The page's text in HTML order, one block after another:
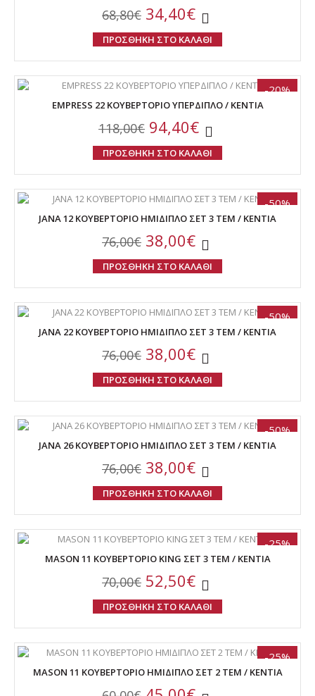
68,80€ 34,40€
ΠΡΟΣΘΗΚΗ ΣΤΟ ΚΑΛΑΘΙ
-20%
EMPRESS 22 ΚΟΥΒΕΡΤΟΡΙΟ ΥΠΕΡΔΙΠΛΟ / KENTIA
118,00€ 94,40€
ΠΡΟΣΘΗΚΗ ΣΤΟ ΚΑΛΑΘΙ
-50%
JANA 12 ΚΟΥΒΕΡΤΟΡΙΟ ΗΜΙΔΙΠΛΟ ΣΕΤ 3 ΤΕΜ / KENTIA
76,00€ 38,00€
ΠΡΟΣΘΗΚΗ ΣΤΟ ΚΑΛΑΘΙ
-50%
JANA 22 ΚΟΥΒΕΡΤΟΡΙΟ ΗΜΙΔΙΠΛΟ ΣΕΤ 3 ΤΕΜ / KENTIA
76,00€ 38,00€
ΠΡΟΣΘΗΚΗ ΣΤΟ ΚΑΛΑΘΙ
-50%
JANA 26 ΚΟΥΒΕΡΤΟΡΙΟ ΗΜΙΔΙΠΛΟ ΣΕΤ 3 ΤΕΜ / KENTIA
76,00€ 38,00€
ΠΡΟΣΘΗΚΗ ΣΤΟ ΚΑΛΑΘΙ
-25%
MASON 11 ΚΟΥΒΕΡΤΟΡΙΟ KING ΣΕΤ 3 ΤΕΜ / KENTIA
70,00€ 52,50€
ΠΡΟΣΘΗΚΗ ΣΤΟ ΚΑΛΑΘΙ
-25%
MASON 11 ΚΟΥΒΕΡΤΟΡΙΟ ΗΜΙΔΙΠΛΟ ΣΕΤ 2 ΤΕΜ / KENTIA